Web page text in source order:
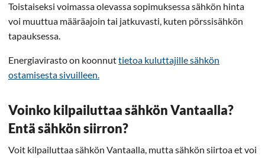
Toistaiseksi voimassa olevassa sopimuksessa sähkön hinta
voi muuttua määräajoin tai jatkuvasti, kuten pörssisähkön
tapauksessa.
Energiavirasto on koonnuttietoa kuluttajille sähkön
ostamisesta sivuilleen.
Voinko kilpailuttaa sähkön Vantaalla?
Entä sähkön siirron?
Voit kilpailuttaa sähkön Vantaalla, mutta sähkön siirtoa et voi